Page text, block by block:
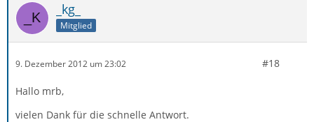
_kg_
Mitglied
9. Dezember 2012 um 23:02 #18
Hallo mrb,
vielen Dank für die schnelle Antwort.